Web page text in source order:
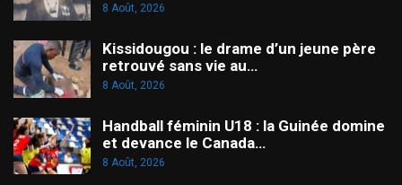
8 Août, 2026
Kissidougou : le drame d’un jeune père
retrouvé sans vie au…
8 Août, 2026
Handball féminin U18 : la Guinée domine
et devance le Canada…
8 Août, 2026